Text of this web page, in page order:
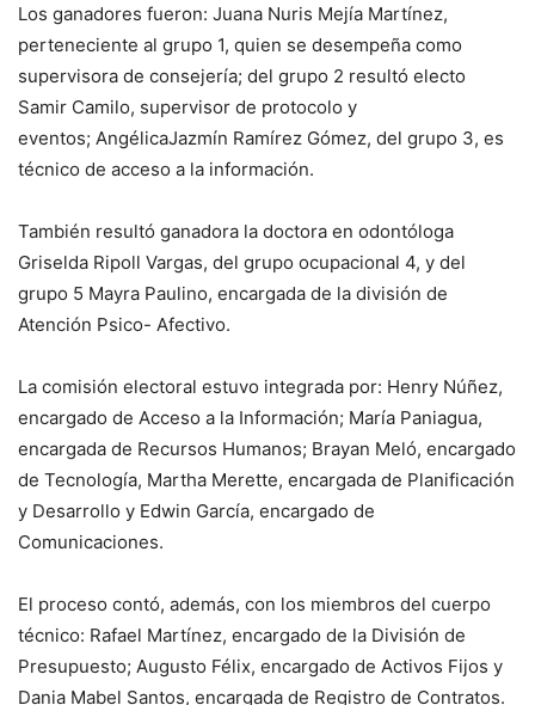
Los ganadores fueron: Juana Nuris Mejía Martínez,
perteneciente al grupo 1, quien se desempeña como
supervisora de consejería; del grupo 2 resultó electo
Samir Camilo, supervisor de protocolo y
eventos; AngélicaJazmín Ramírez Gómez, del grupo 3, es
técnico de acceso a la información.
También resultó ganadora la doctora en odontóloga
Griselda Ripoll Vargas, del grupo ocupacional 4, y del
grupo 5 Mayra Paulino, encargada de la división de
Atención Psico- Afectivo.
La comisión electoral estuvo integrada por: Henry Núñez,
encargado de Acceso a la Información; María Paniagua,
encargada de Recursos Humanos; Brayan Meló, encargado
de Tecnología, Martha Merette, encargada de Planificación
y Desarrollo y Edwin García, encargado de
Comunicaciones.
El proceso contó, además, con los miembros del cuerpo
técnico: Rafael Martínez, encargado de la División de
Presupuesto; Augusto Félix, encargado de Activos Fijos y
Dania Mabel Santos, encargada de Registro de Contratos.